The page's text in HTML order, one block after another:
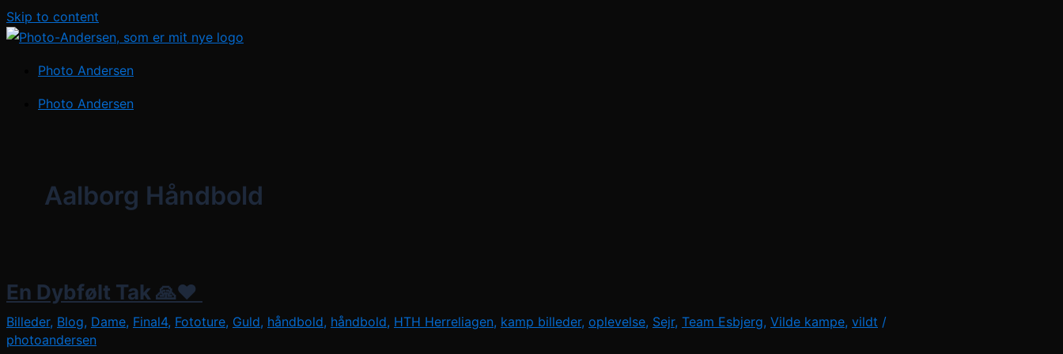
Skip to content
Photo Andersen
Photo Andersen
Aalborg Håndbold
En Dybfølt Tak 🙏❤️ ​
Billeder, Blog, Dame, Final4, Fototure, Guld, håndbold, håndbold, HTH Herreliagen, kamp billeder, oplevelse, Sejr, Team Esbjerg, Vilde kampe, vildt /
photoandersen